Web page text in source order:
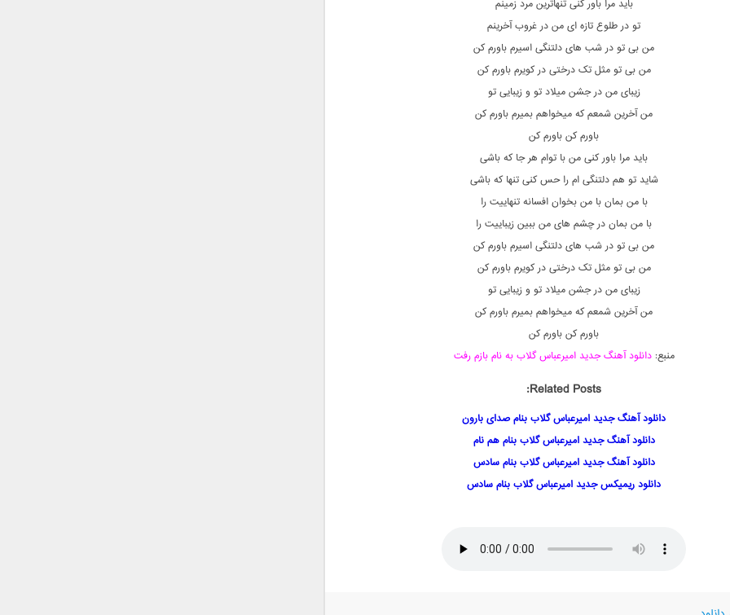
باید مرا باور کنی تنهاترین مرد زمینم
تو در طلوع تازه ای من در غروب آخرینم
من بی تو در شب های دلتنگی اسیرم باورم کن
من بی تو مثل تک درختی در کویرم باورم کن
زیبای من در جشن میلاد تو و زیبایی تو
من آخرین شمعم که میخواهم بمیرم باورم کن
باورم کن باورم کن
باید مرا باور کنی من با توام هر جا که باشی
شاید تو هم دلتنگی ام را حس کنی تنها که باشی
با من بمان با من بخوان افسانه تنهاییت را
با من بمان در چشم های من ببین زیباییت را
من بی تو در شب های دلتنگی اسیرم باورم کن
من بی تو مثل تک درختی در کویرم باورم کن
زیبای من در جشن میلاد تو و زیبایی تو
من آخرین شمعم که میخواهم بمیرم باورم کن
باورم کن باورم کن
منبع:دانلود آهنگ جدید امیرعباس گلاب به نام بازم رفت
Related Posts:
دانلود آهنگ جدید امیرعباس گلاب بنام صدای بارون
دانلود آهنگ جدید امیرعباس گلاب بنام هم نام
دانلود آهنگ جدید امیرعباس گلاب بنام سادس
دانلود ریمیکس جدید امیرعباس گلاب بنام سادس